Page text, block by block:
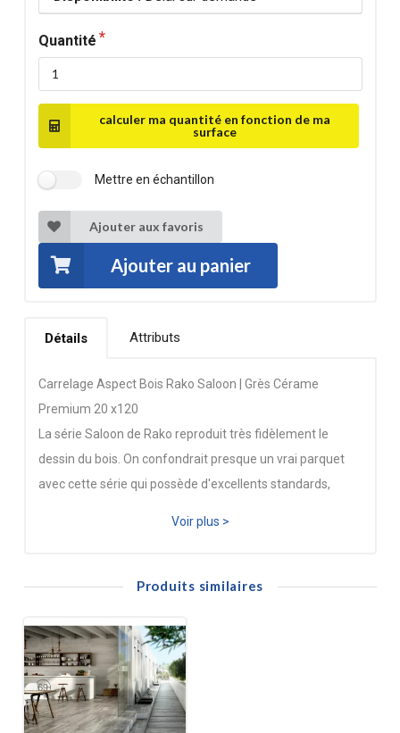
Quantité
calculer ma quantité en fonction de ma
surface
Mettre en échantillon
Ajouter aux favoris
Ajouter au panier
Détails Attributs
Carrelage Aspect Bois Rako Saloon | Grès Cérame
Premium 20 x120
La série Saloon de Rako reproduit très fidèlement le
dessin du bois. On confondrait presque un vrai parquet
avec cette série qui possède d'excellents standards,
pose.
Voir plus >
Produits similaires